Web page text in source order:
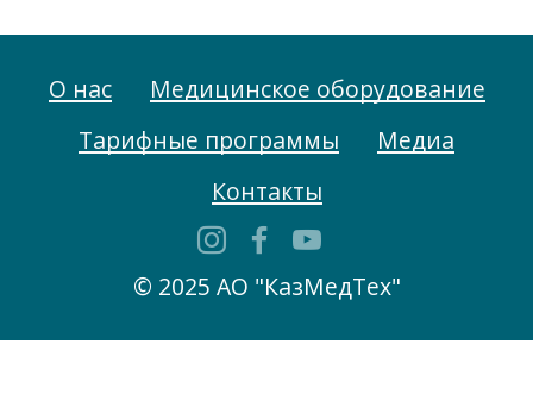
О нас
Медицинское оборудование
Тарифные программы
Медиа
Контакты
© 2025 АО "КазМедТех"